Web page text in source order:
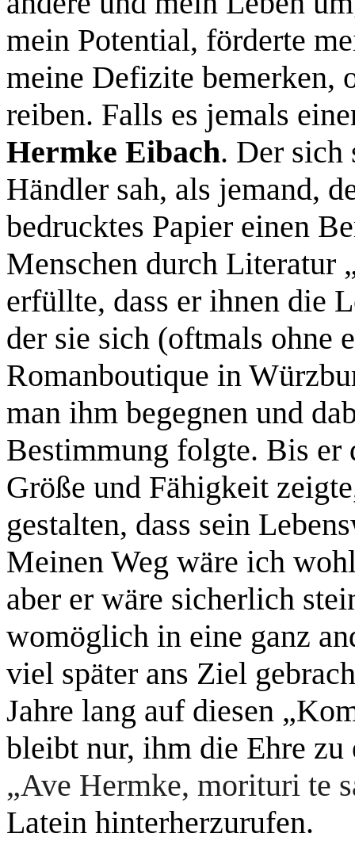
mein Potential, förderte
meine Defizite bemerken,
reiben. Falls es jemals
Hermke Eibach. Der sich
Händler sah, als jemand,
bedrucktes Papier einen
Menschen durch Literatur
erfüllte, dass er ihnen die
der sie sich (oftmals ohne
Romanboutique in
man ihm begegnen und
Bestimmung folgte. Bis er
Größe und Fähigkeit
gestalten, dass sein
Meinen Weg wäre ich
aber er wäre sicherlich
womöglich in eine ganz
viel später ans Ziel
Jahre lang auf diesen
bleibt nur, ihm die Ehre
„Ave Hermke, morituri te
Latein hinterherzurufen.